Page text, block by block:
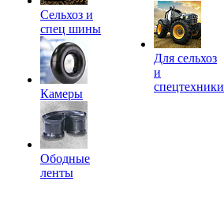
Сельхоз и
спец шины
Камеры
Ободные
ленты
Для сельхоз
и
спецтехники